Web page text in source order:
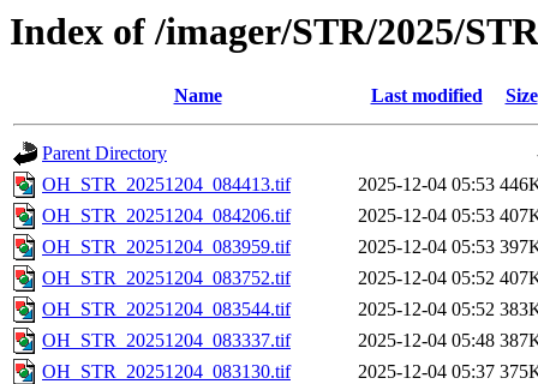
Index of /imager/STR/2025/
Name Last modified Size
Parent Directory
OH_STR_20251204_084413.tif
2025-12-04 05:53
OH_STR_20251204_084206.tif
2025-12-04 05:53
OH_STR_20251204_083959.tif
2025-12-04 05:53
OH_STR_20251204_083752.tif
2025-12-04 05:52
OH_STR_20251204_083544.tif
2025-12-04 05:52
OH_STR_20251204_083337.tif
2025-12-04 05:48
OH_STR_20251204_083130.tif
2025-12-04 05:37